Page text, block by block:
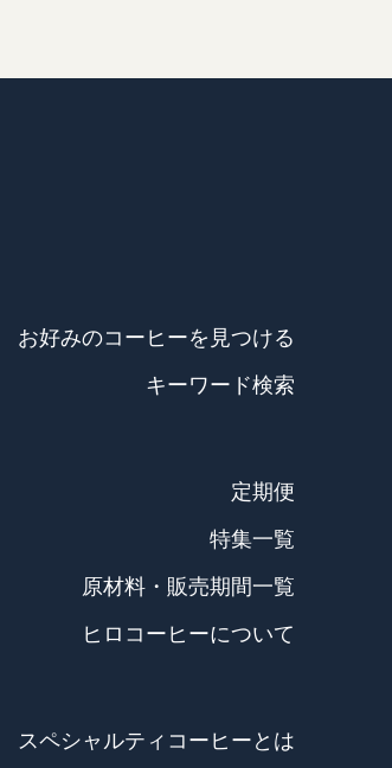
お好みのコーヒーを見つける
キーワード検索
定期便
特集一覧
原材料・販売期間一覧
ヒロコーヒーについて
スペシャルティコーヒーとは